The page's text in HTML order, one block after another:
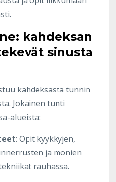
kahdeksan
sinusta
kahdeksasta tunnin
Jokainen tunti
alueista:
: Opit kyykkyjen,
ja monien
rauhassa.